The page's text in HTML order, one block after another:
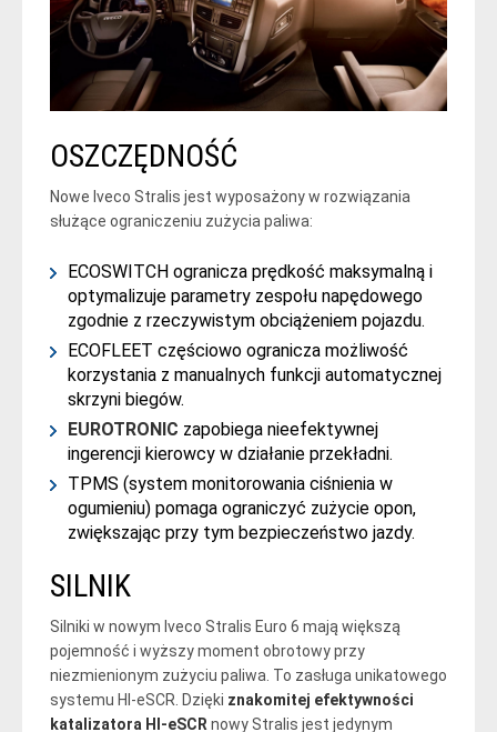
OSZCZĘDNOŚĆ
Nowe Iveco Stralis jest wyposażony w rozwiązania
służące ograniczeniu zużycia paliwa:
ECOSWITCH ogranicza prędkość maksymalną i
optymalizuje parametry zespołu napędowego
zgodnie z rzeczywistym obciążeniem pojazdu.
ECOFLEET częściowo ogranicza możliwość
korzystania z manualnych funkcji automatycznej
skrzyni biegów.
EUROTRONIC zapobiega nieefektywnej
ingerencji kierowcy w działanie przekładni.
TPMS (system monitorowania ciśnienia w
ogumieniu) pomaga ograniczyć zużycie opon,
zwiększając przy tym bezpieczeństwo jazdy.
SILNIK
Silniki w nowym Iveco Stralis Euro 6 mają większą
pojemność i wyższy moment obrotowy przy
niezmienionym zużyciu paliwa. To zasługa unikatowego
systemu HI-eSCR. Dzięki znakomitej efektywności
katalizatora HI-eSCR nowy Stralis jest jedynym